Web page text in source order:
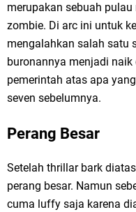
merupakan sebuah
zombie. Di arc ini untuk
mengalahkan salah satu
buronannya menjadi
pemerintah atas apa
seven sebelumnya.
Perang Besar
Setelah thrillar bark
perang besar. Namun
cuma luffy saja karena